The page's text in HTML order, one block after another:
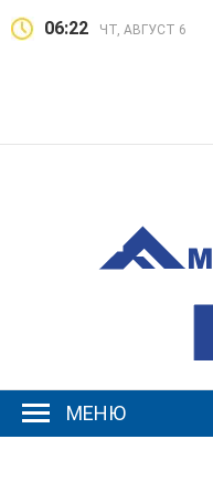
06:22 ЧТ, АВГУСТ 6
МЕНЮ